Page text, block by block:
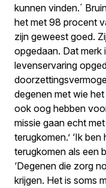
kunnen vinden.´
het met 98 procent
zijn geweest goed.
opgedaan. Dat merk
levenservaring
degenen met wie
ook oog hebben
missie gaan echt
terugkomen.’ ‘Ik
terugkomen als een
‘Degenen die zorg
krijgen. Het is soms